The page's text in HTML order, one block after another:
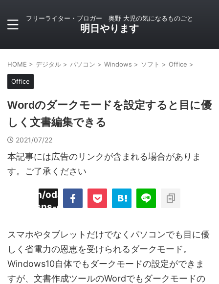
フリーライター・ブロガー 奥野 大児の気になるものごと
明日やります
HOME > デジタル > パソコン > Windows > ソフト > Office >
Office
Wordのダークモードを設定すると目に優
しく文書編集できる
2021/07/22
本記事には広告のリンクが含まれる場合がありま
す。ご了承ください
odaiji.com/public_html/blog/wp-
sns-count-cache/sns-count-
スマホやタブレットだけでなくパソコンでも目に優
しく省電力の恩恵を受けられるダークモード。
Windows10自体でもダークモードの設定ができま
すが、文書作成ツールのWordでもダークモードの